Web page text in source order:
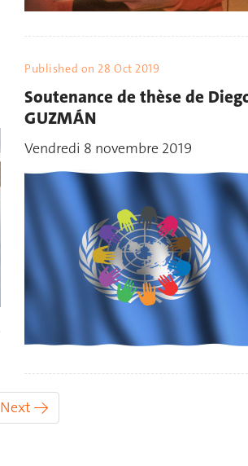
Published on 28 Oct 2019
Soutenance de thèse de
GUZMÁN
Vendredi 8 novembre 2019
Next →